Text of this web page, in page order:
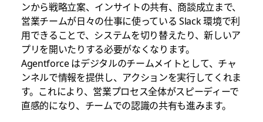
ンから戦略立案、インサイトの共有、商談成立まで、
営業チームが日々の仕事に使っている Slack 環境で利
用できることで、システムを切り替えたり、新しいア
プリを開いたりする必要がなくなります。
Agentforce はデジタルのチームメイトとして、チャ
ンネルで情報を提供し、アクションを実行してくれま
す。これにより、営業プロセス全体がスピーディーで
直感的になり、チームでの認識の共有も進みます。